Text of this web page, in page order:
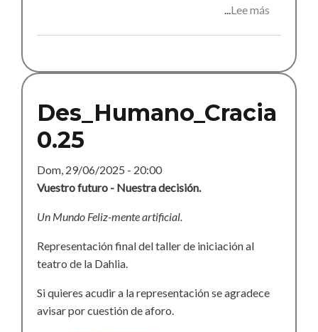
Lee más
teatro
Des_Humano_Cracia
0.25
Dom, 29/06/2025 - 20:00
Vuestro futuro - Nuestra decisión.
Un Mundo Feliz-mente artificial.
Representación final del taller de iniciación al
teatro de la Dahlia.
Si quieres acudir a la representación se agradece
avisar por cuestión de aforo.